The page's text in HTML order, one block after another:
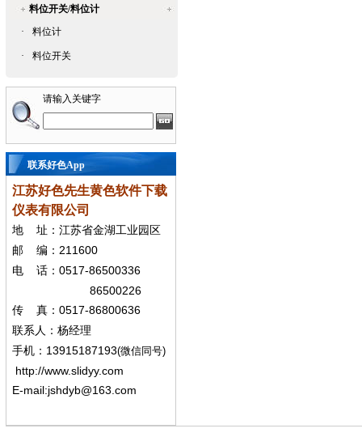
料位开关/料位计
·
料位计
· 料位开关
请输入关键字
联系好色App
江苏好色先生黄色软件下载
仪表有限公司
地
址：江苏省金湖工业园区
邮
编： 211600
电 话： 0517-86500336
86500226
传 真： 0517-86800636
联系人：杨经理
手机 ： 13915187193(微信同号)
http://www.slidyy.com
E-mail:jshdyb@163.com